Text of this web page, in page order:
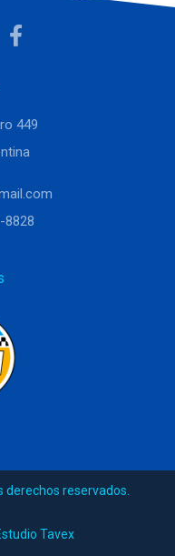
449
8828
derechos reservados.
Tavex